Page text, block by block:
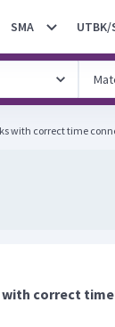
SMA UTBK/
with correct time
with correct